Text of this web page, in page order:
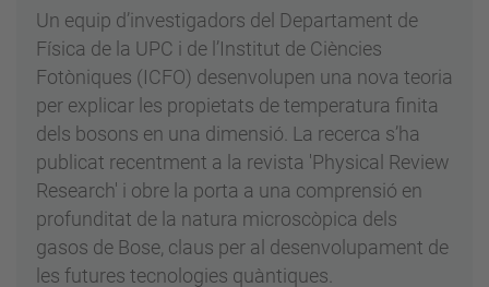
Un equip d’investigadors del Departament de
Física de la UPC i de l’Institut de Ciències
Fotòniques (ICFO) desenvolupen una nova teoria
per explicar les propietats de temperatura finita
dels bosons en una dimensió. La recerca s’ha
publicat recentment a la revista 'Physical Review
Research' i obre la porta a una comprensió en
profunditat de la natura microscòpica dels
gasos de Bose, claus per al desenvolupament de
les futures tecnologies quàntiques.